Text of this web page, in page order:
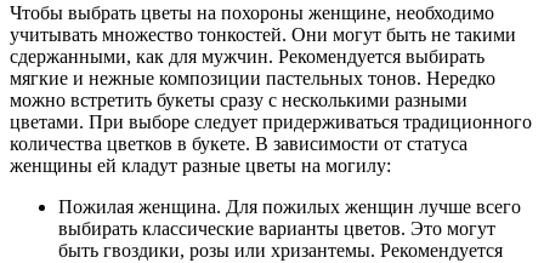
Чтобы выбрать цветы на похороны женщине, необходимо
учитывать множество тонкостей. Они могут быть не такими
сдержанными, как для мужчин. Рекомендуется выбирать
мягкие и нежные композиции пастельных тонов. Нередко
можно встретить букеты сразу с несколькими разными
цветами. При выборе следует придерживаться традиционного
количества цветков в букете. В зависимости от статуса
женщины ей кладут разные цветы на могилу:
Пожилая женщина. Для пожилых женщин лучше всего
выбирать классические варианты цветов. Это могут
быть гвоздики, розы или хризантемы. Рекомендуется